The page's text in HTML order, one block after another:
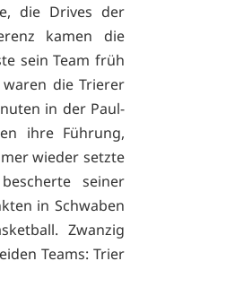
die Drives der
kamen die
sein Team früh
die Trierer
in der Paul-
ihre Führung,
wieder setzte
seiner
in Schwaben
Zwanzig
Teams: Trier